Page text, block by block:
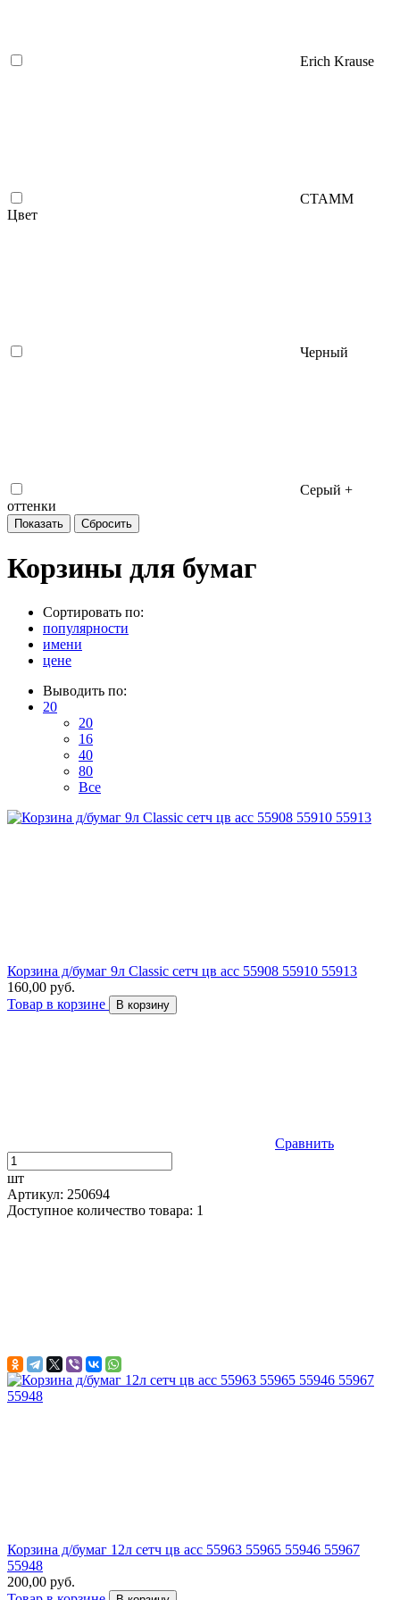
Erich Krause
СТАММ
Цвет
Черный
Серый +
оттенки
Корзины для бумаг
Сортировать по:
популярности
имени
цене
Выводить по:
20
20
16
40
80
Все
Корзина д/бумаг 9л Сlassic сетч цв асс 55908 55910 55913
160,00 руб.
Товар в корзине
В корзину
Сравнить
шт
Артикул: 250694
Доступное количество товара: 1
Корзина д/бумаг 12л сетч цв асс 55963 55965 55946 55967
55948
200,00 руб.